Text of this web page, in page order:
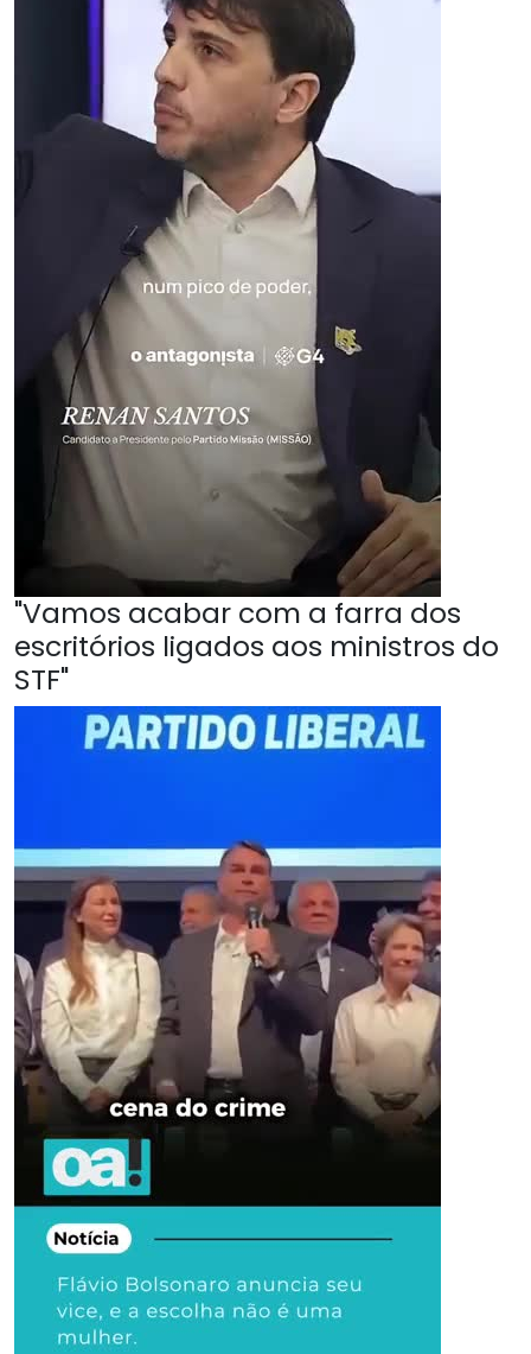
"Vamos acabar com a farra dos
escritórios ligados aos ministros do
STF"